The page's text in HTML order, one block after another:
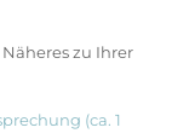
zu Ihrer
(ca. 1